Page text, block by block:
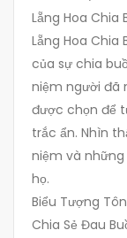
Lẵng Hoa Chia
Lẵng Hoa Chia
của sự chia
niệm người đã
được chọn để
trắc ẩn. Nhìn
niệm và
họ.
Biểu Tượng
Chia Sẻ Đau